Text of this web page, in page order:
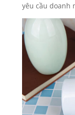
yêu cầu doanh